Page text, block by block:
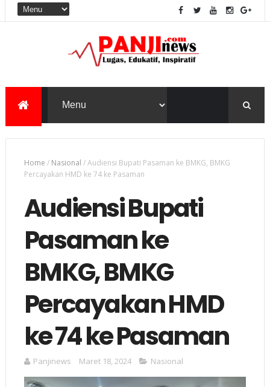
Home / Nasional /Audiensi Bupati Pasaman ke BMKG, BMKG
Percayakan HMD ke 74 ke Pasaman
Audiensi Bupati
Pasaman ke
BMKG, BMKG
Percayakan HMD
ke 74 ke Pasaman
Panjinews Maret 18, 2024 Nasional